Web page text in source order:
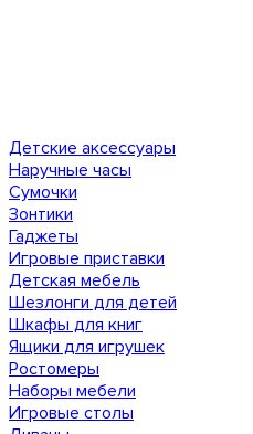
Детские аксессуары
Наручные часы
Сумочки
Зонтики
Гаджеты
Игровые приставки
Детская мебель
Шезлонги для детей
Шкафы для книг
Ящики для игрушек
Ростомеры
Наборы мебели
Игровые столы